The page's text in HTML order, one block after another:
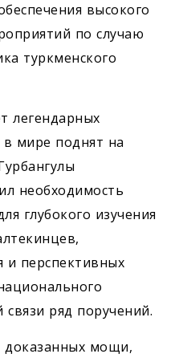
высокого
по случаю
туркменского
легендарных
в мире поднят на
необходимость
глубокого изучения
и перспективных
ряд поручений.
доказанных мощи,